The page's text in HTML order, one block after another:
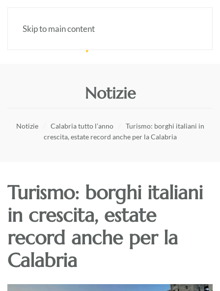
Skip to main content
Notizie
Notizie Calabria tutto l’anno
Turismo: borghi italiani in
crescita, estate record anche per la Calabria
Turismo: borghi italiani
in crescita, estate
record anche per la
Calabria